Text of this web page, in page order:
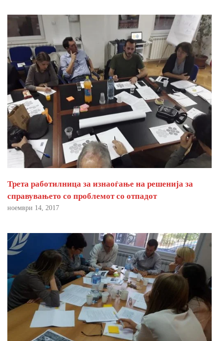
Трета работилница за изнаоѓање на решенија за
справувањето со проблемот со отпадот
ноември 14, 2017